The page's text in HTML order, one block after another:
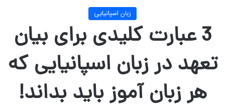
زبان اسپانیایی
3 عبارت کلیدی برای بیان
تعهد در زبان اسپانیایی که
هر زبان‌ آموز باید بداند!